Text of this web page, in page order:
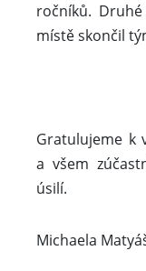
ročníků.
místě skončil
Gratulujeme k
a všem
úsilí.
Michaela